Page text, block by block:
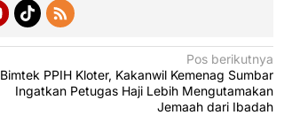
Pos berikutnya
Bimtek PPIH Kloter, Kakanwil Kemenag Sumbar
Ingatkan Petugas Haji Lebih Mengutamakan
Jemaah dari Ibadah